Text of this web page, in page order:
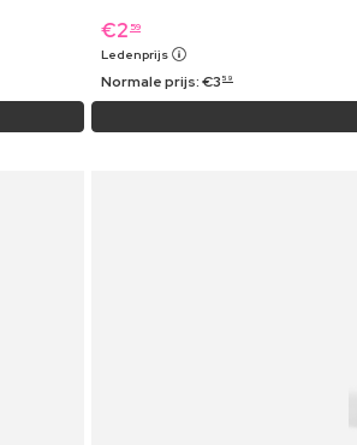
€2 59
Ledenprijs
Normale prijs:€3 59